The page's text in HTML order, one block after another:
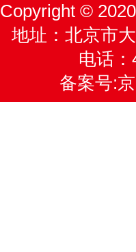
Copyright ©
地址：北京市
电话
备案号: